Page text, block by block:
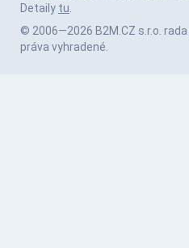
Detaily tu.
© 2006—2026 B2M.CZ s.r.o. rada
práva vyhradené.